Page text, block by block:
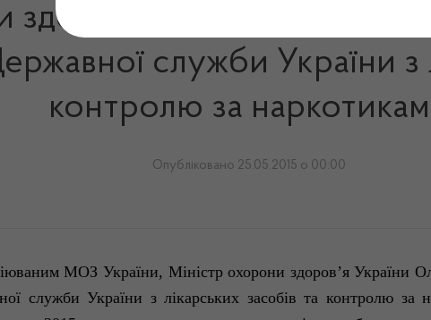
провів
служби України з
контролю за
Опубліковано 25.05.2015 о 00:00
МОЗ України, Міністр охорони здоров’я України
служби України злікарських засобів та контролю за